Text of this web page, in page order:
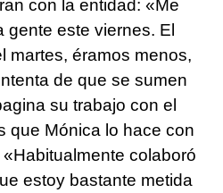
con la entidad: «Me
este viernes. El
martes, éramos menos,
de que se sumen
su trabajo con el
que Mónica lo hace con
colaboró
estoy bastante metida